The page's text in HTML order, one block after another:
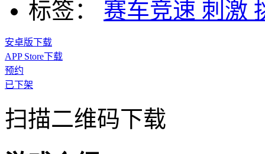
标签：
赛车竞速 刺激
安卓版下载
APP Store下载
预约
已下架
扫描二维码下载